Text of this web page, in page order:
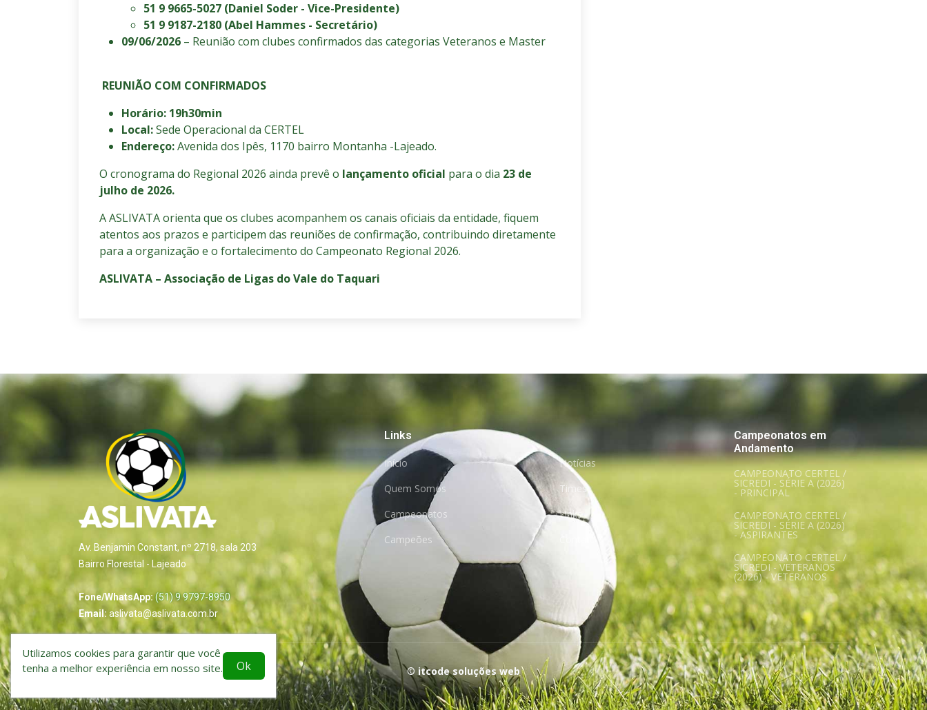
Utilizamos cookies para garantir que você
tenha a melhor experiência em nosso site.
Ok
51 9 9665-5027 (Daniel Soder - Vice-Presidente)
51 9 9187-2180 (Abel Hammes - Secretário)
09/06/2026 – Reunião com clubes confirmados das categorias Veteranos e Master
REUNIÃO COM CONFIRMADOS
Horário: 19h30min
Local:Sede Operacional da CERTEL
Endereço:Avenida dos Ipês, 1170 bairro Montanha -Lajeado.
O cronograma do Regional 2026 ainda prevê o lançamento oficial para o dia 23 de
julho de 2026.
A ASLIVATA orienta que os clubes acompanhem os canais oficiais da entidade, fiquem
atentos aos prazos e participem das reuniões de confirmação, contribuindo diretamente
para a organização e o fortalecimento do Campeonato Regional 2026.
ASLIVATA – Associação de Ligas do Vale do Taquari
Av. Benjamin Constant, nº 2718, sala 203
Bairro Florestal - Lajeado
Fone/WhatsApp: (51) 9 9797-8950
Email: aslivata@aslivata.com.br
Links
Início
Quem Somos
Campeonatos
Campeões
Notícias
Times
Links
Contato
Campeonatos em
Andamento
CAMPEONATO CERTEL /
SICREDI - SÉRIE A (2026)
- PRINCIPAL
CAMPEONATO CERTEL /
SICREDI - SÉRIE A (2026)
- ASPIRANTES
CAMPEONATO CERTEL /
SICREDI - VETERANOS
(2026) - VETERANOS
© itcode soluções web